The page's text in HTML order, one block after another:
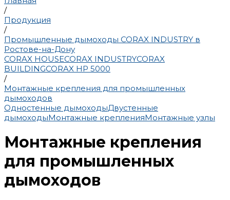
/
Продукция
/
Промышленные дымоходы CORAX INDUSTRY в
Ростове-на-Дону
CORAX HOUSECORAX INDUSTRYCORAX
BUILDINGCORAX HP 5000
/
Монтажные крепления для промышленных
дымоходов
Одностенные дымоходыДвустенные
дымоходыМонтажные крепленияМонтажные узлы
Монтажные крепления
для промышленных
дымоходов